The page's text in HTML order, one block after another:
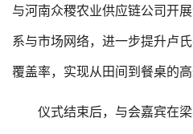
与河南众稷农业供应链公司开
系与市场网络，进一步提升卢
覆盖率，实现从田间到餐桌的高
仪式结束后，与会嘉宾在梁